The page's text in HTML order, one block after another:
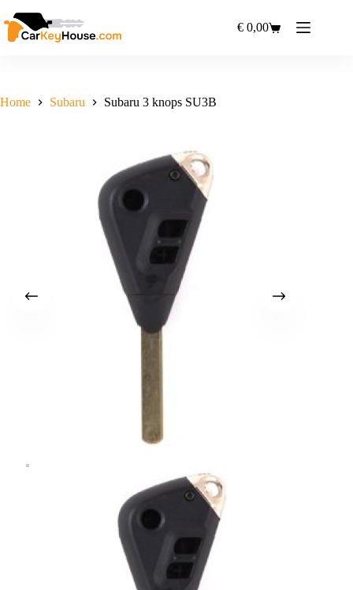
naar
de
Winkelwagen
€ 0,00
Home Subaru Subaru 3 knops SU3B